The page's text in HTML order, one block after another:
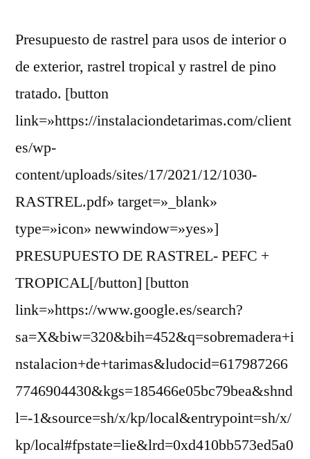
Presupuesto de rastrel para usos de interior o
de exterior, rastrel tropical y rastrel de pino
tratado. [button
link=»https://instalaciondetarimas.com/client
es/wp-
content/uploads/sites/17/2021/12/1030-
RASTREL.pdf» target=»_blank»
type=»icon» newwindow=»yes»]
PRESUPUESTO DE RASTREL- PEFC +
TROPICAL[/button] [button
link=»https://www.google.es/search?
sa=X&biw=320&bih=452&q=sobremadera+i
nstalacion+de+tarimas&ludocid=617987266
7746904430&kgs=185466e05bc79bea&shnd
l=-1&source=sh/x/kp/local&entrypoint=sh/x/
kp/local#fpstate=lie&lrd=0xd410bb573ed5a0